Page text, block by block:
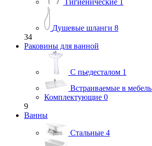
Гигиенические 1
Душевые шланги 8
34
Раковины для ванной
С пьедесталом 1
Встраиваемые в мебель
Комплектующие 0
9
Ванны
Стальные 4